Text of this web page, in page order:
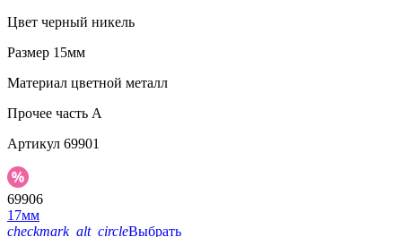
Цвет черный никель
Размер 15мм
Материал цветной металл
Прочее часть A
Артикул 69901
69906
17мм
checkmark_alt_circleВыбрать